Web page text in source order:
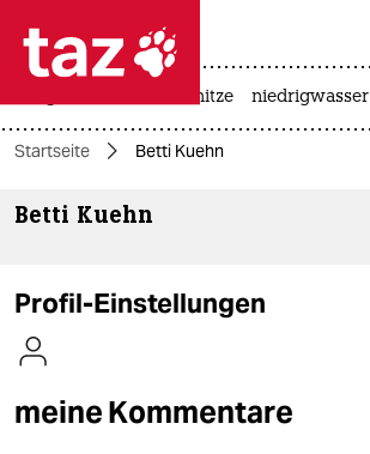
 taz zahl ich
taz zahl ich
themen
kultur
hitze niedrigwasser
Startseite Betti Kuehn
Betti Kuehn
Profil-Einstellungen
meine Kommentare